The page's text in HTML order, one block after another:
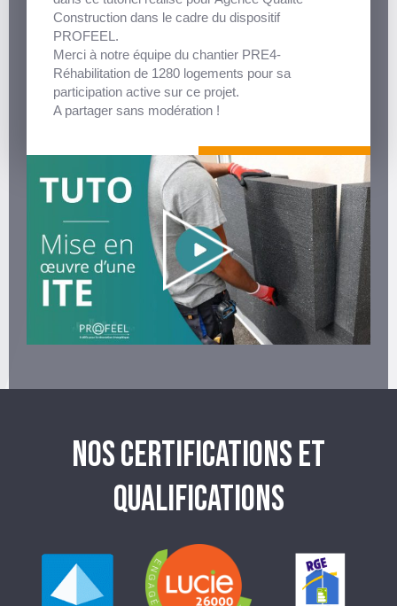
Construction dans le cadre du dispositif
PROFEEL.
Merci à notre équipe du chantier PRE4-
Réhabilitation de 1280 logements pour sa
participation active sur ce projet.
A partager sans modération !
NOS CERTIFICATIONS ET
QUALIFICATIONS